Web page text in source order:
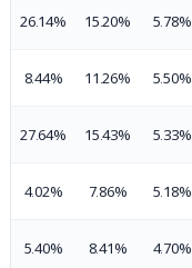
5.78%
15.20%
26.14%
5.50%
11.26%
8.44%
5.33%
15.43%
27.64%
5.18%
7.86%
4.02%
4.70%
8.41%
5.40%